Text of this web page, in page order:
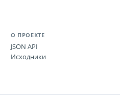
О ПРОЕКТЕ
JSON API
Исходники